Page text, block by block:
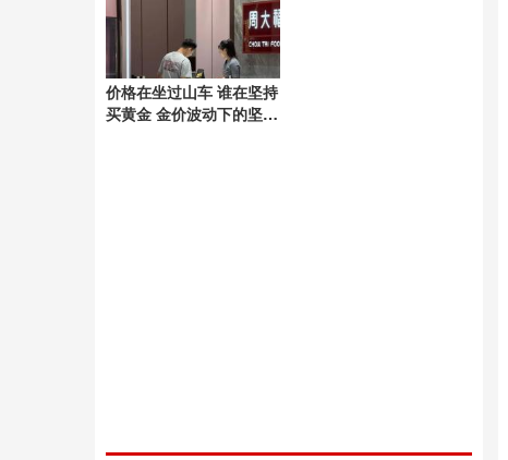
价格在坐过山车 谁在坚持
买黄金 金价波动下的坚守